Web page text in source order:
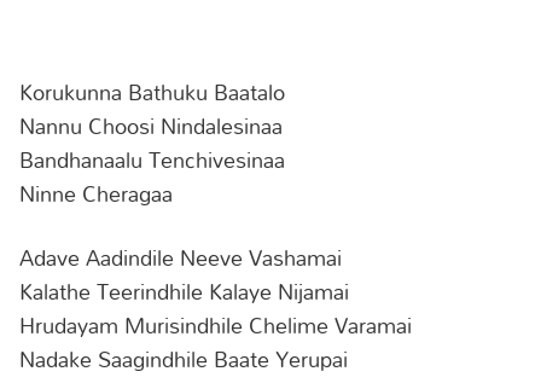
Korukunna Bathuku Baatalo
Nannu Choosi Nindalesinaa
Bandhanaalu Tenchivesinaa
Ninne Cheragaa
Adave Aadindile Neeve Vashamai
Kalathe Teerindhile Kalaye Nijamai
Hrudayam Murisindhile Chelime Varamai
Nadake Saagindhile Baate Yerupai